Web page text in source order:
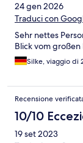
24 gen 2026
Traduci con
Sehr nettes
Blick vom großen
Silke, viaggio di
Recensione
10/10
19 set 2023